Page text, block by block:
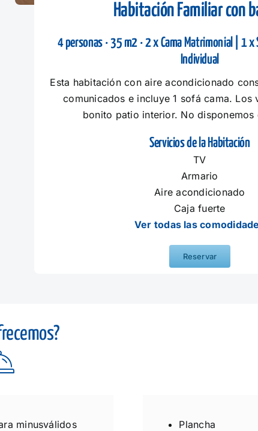
Habitación Familiar con
4 personas · 35 m2 · 2 x Cama Matrimonial | 1 x
Individual
Esta habitación con aire acondicionado
comunicados e incluye 1 sofá cama. Los
bonito patio interior. No disponemos
Servicios de la Habitación
TV
Armario
Aire acondicionado
Caja fuerte
Ver todas las
Reservar
minusválidos
Plancha